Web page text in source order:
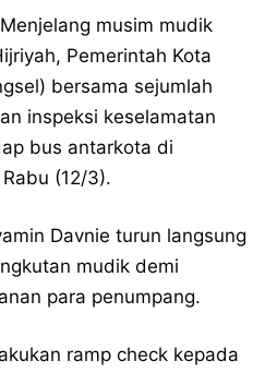
musim mudik
Pemerintah Kota
bersama sejumlah
inspeksi keselamatan
bus antarkota di
(12/3).
Davnie turun langsung
mudik demi
para penumpang.
ramp check kepada